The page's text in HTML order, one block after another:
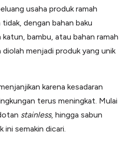
usaha produk ramah
tidak, dengan bahan baku
bambu, atau bahan ramah
diolah menjadi produk yang unik
karena kesadaran
terus meningkat. Mulai
stainless, hingga sabun
ini semakin dicari.